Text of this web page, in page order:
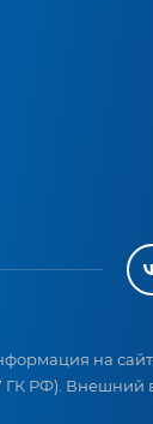
на
РФ). Внешний